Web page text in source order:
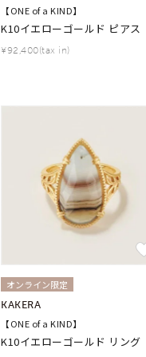
【ONE of a KIND】
K10イエローゴールド ピアス
¥92,400(tax in)
オンライン限定
KAKERA
【ONE of a KIND】
K10イエローゴールド リング